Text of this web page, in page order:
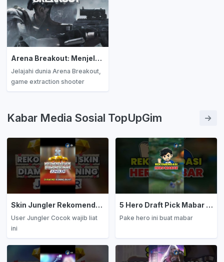
Kuasai pelabuhan Kamona
dengan panduan lengkap kami!
Arena Breakout: Menjelajahi Kedalaman Game Extraction Shooter Taktis
Jelajahi dunia Arena Breakout,
game extraction shooter
dengan gameplay taktis dan
sukses dan strategi jitu untuk
bertahan hidup di medan
Kabar Media Sosial TopUpGim
Skin Jungler Rekomendasi Diamond Kuning
User Jungler Cocok wajib liat
ini
5 Hero Draft Pick Mabar Auto Win
Pake hero ini buat mabar